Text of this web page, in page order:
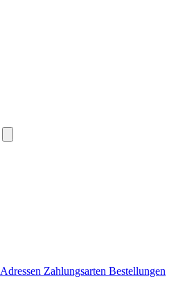
Adressen Zahlungsarten Bestellungen